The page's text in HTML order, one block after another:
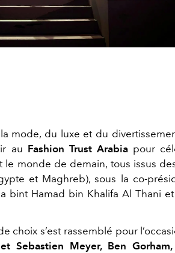
mode, du luxe et du
au Fashion Trust Arabia pour
monde de demain, tous issus
et Maghreb), sous la co-
bint Hamad bin Khalifa Al Thani
choix s’est rassemblé pour
Sebastien Meyer, Ben Gorham,